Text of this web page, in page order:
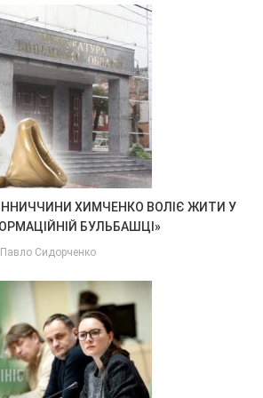
ХИМЧЕНКО ВОЛІЄ ЖИТИ У
БУЛЬБАШЦІ»
Павло Сидорченко